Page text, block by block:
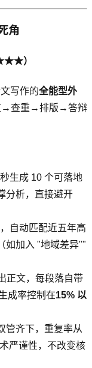
角
）
写作的全能型外
→查重→排版→答辩
生成 10 个可落地
分析，直接避开
自动匹配近五年高
如加入 "地域差异""
正文，每段落自带
成率控制在15% 以
管齐下，重复率从
严谨性，不改变核